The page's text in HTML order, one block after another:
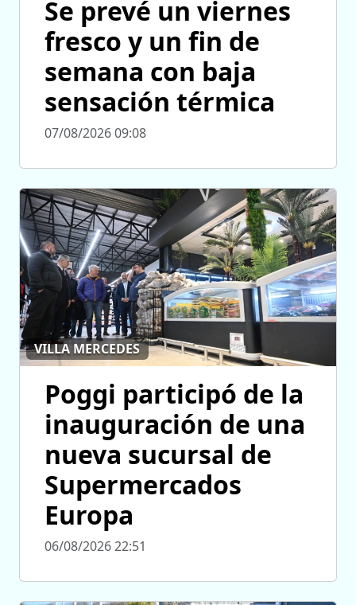
Se prevé un viernes
fresco y un fin de
semana con baja
sensación térmica
07/08/2026 09:08
VILLA MERCEDES
Poggi participó de la
inauguración de una
nueva sucursal de
Supermercados
Europa
06/08/2026 22:51